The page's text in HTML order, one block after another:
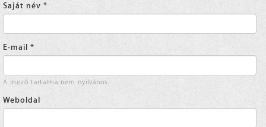
Saját név *
E-mail *
A mező tartalma nem nyilvános.
Weboldal